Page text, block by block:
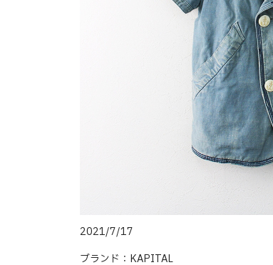
2021/7/17
ブランド：KAPITAL